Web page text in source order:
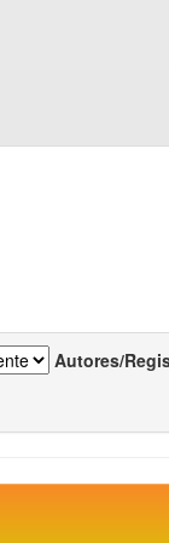
Autores/